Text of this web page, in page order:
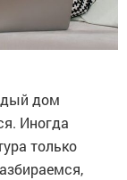
дом
Иногда
только